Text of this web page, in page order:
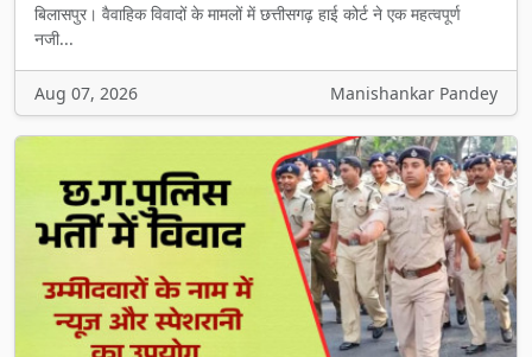
बिलासपुर। वैवाहिक विवादों के मामलों में छत्तीसगढ़ हाई कोर्ट ने एक महत्वपूर्ण
नजी...
Aug 07, 2026 Manishankar Pandey